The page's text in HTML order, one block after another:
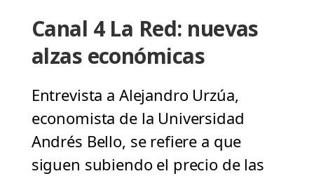
Canal 4 La Red: nuevas
alzas económicas
Entrevista a Alejandro Urzúa,
economista de la Universidad
Andrés Bello, se refiere a que
siguen subiendo el precio de las